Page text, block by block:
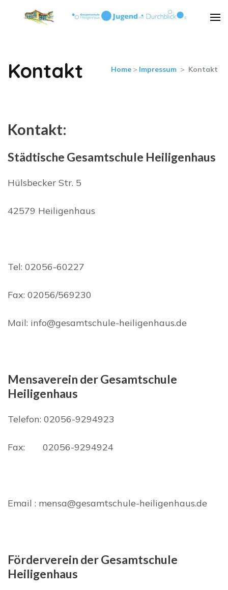
Kontakt Home > Impressum > Kontakt
Kontakt:
Städtische Gesamtschule Heiligenhaus
Hülsbecker Str. 5
42579 Heiligenhaus
Tel: 02056-60227
Fax: 02056/569230
Mail: info@gesamtschule-heiligenhaus.de
Mensaverein der Gesamtschule
Heiligenhaus
Telefon: 02056-9294923
Fax: 02056-9294924
Email : mensa@gesamtschule-heiligenhaus.de
Förderverein der Gesamtschule
Heiligenhaus